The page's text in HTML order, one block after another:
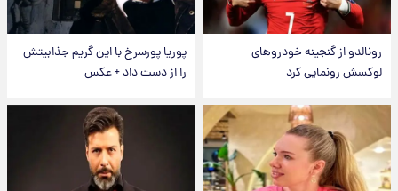
رونالدو از گنجینه خودروهای
لوکسش رونمایی کرد
پوریا پورسرخ با این گریم جذابیتش
را از دست داد + عکس